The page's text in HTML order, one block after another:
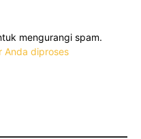
mengurangi spam.
Anda diproses